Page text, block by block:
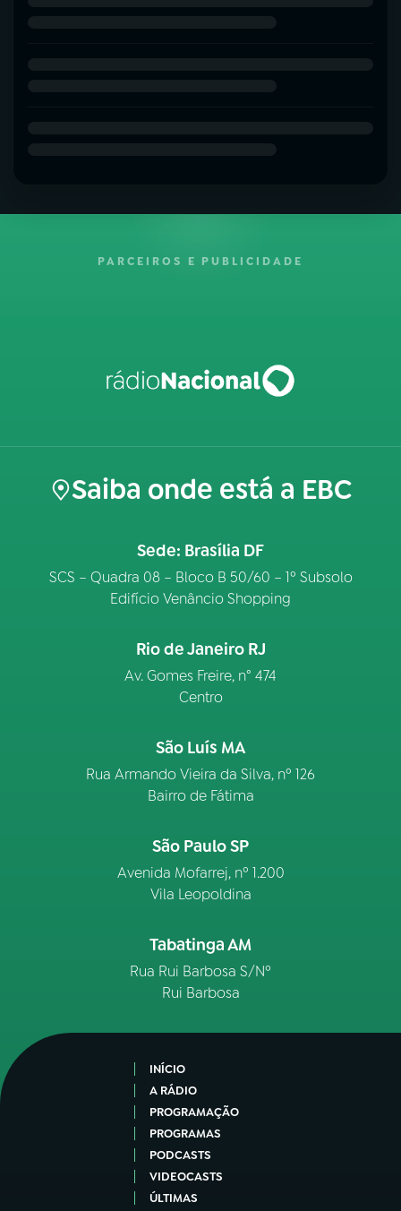
PARCEIROS E PUBLICIDADE
Saiba onde está a EBC
Sede: Brasília DF
SCS – Quadra 08 – Bloco B 50/60 – 1º Subsolo
Edifício Venâncio Shopping
Rio de Janeiro RJ
Av. Gomes Freire, n° 474
Centro
São Luís MA
Rua Armando Vieira da Silva, nº 126
Bairro de Fátima
São Paulo SP
Avenida Mofarrej, nº 1.200
Vila Leopoldina
Tabatinga AM
Rua Rui Barbosa S/Nº
Rui Barbosa
INÍCIO
A RÁDIO
PROGRAMAÇÃO
PROGRAMAS
PODCASTS
VIDEOCASTS
ÚLTIMAS